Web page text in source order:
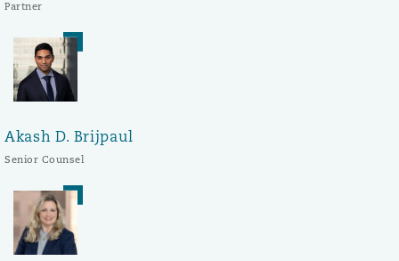
Partner
Akash D. Brijpaul
Senior Counsel